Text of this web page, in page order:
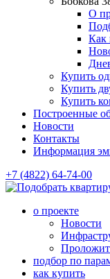
О
Как
Купить
Купить
Купить
Построенные
Новости
Контакты
Информация
+7 (4822) 64-74-00
о проекте
Новости
подбор по
как купить